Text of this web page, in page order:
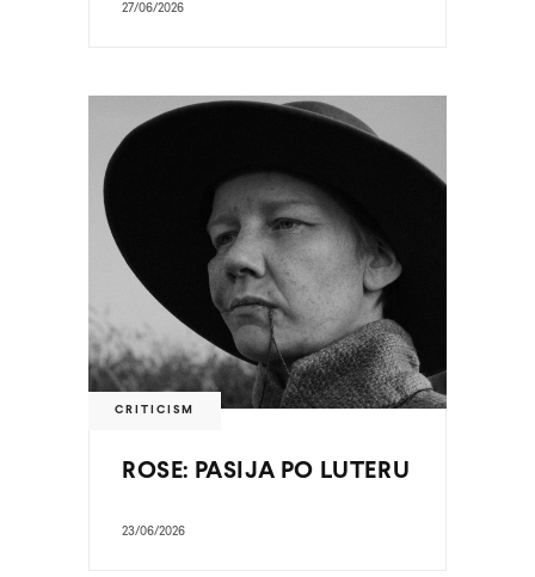
27/06/2026
CRITICISM
ROSE: PASIJA PO LUTERU
23/06/2026